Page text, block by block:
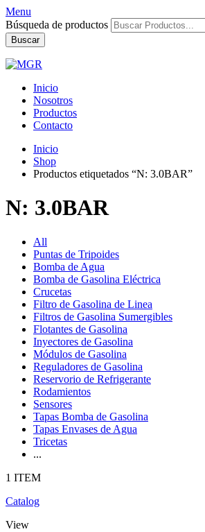
Menu
Búsqueda de productos
Buscar
Inicio
Nosotros
Productos
Contacto
Inicio
Shop
Productos etiquetados “N: 3.0BAR”
N: 3.0BAR
All
Puntas de Tripoides
Bomba de Agua
Bomba de Gasolina Eléctrica
Crucetas
Filtro de Gasolina de Linea
Filtros de Gasolina Sumergibles
Flotantes de Gasolina
Inyectores de Gasolina
Módulos de Gasolina
Reguladores de Gasolina
Reservorio de Refrigerante
Rodamientos
Sensores
Tapas Bomba de Gasolina
Tapas Envases de Agua
Tricetas
...
1 ITEM
Catalog
View